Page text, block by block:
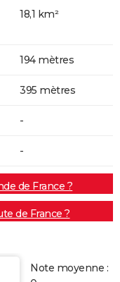
18,1 km²
194 mètres
395 mètres
-
-
de France ?
de France ?
Note moyenne :